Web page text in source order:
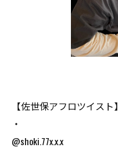
【佐世保アフロツイスト】
・
@shoki.77x.x.x